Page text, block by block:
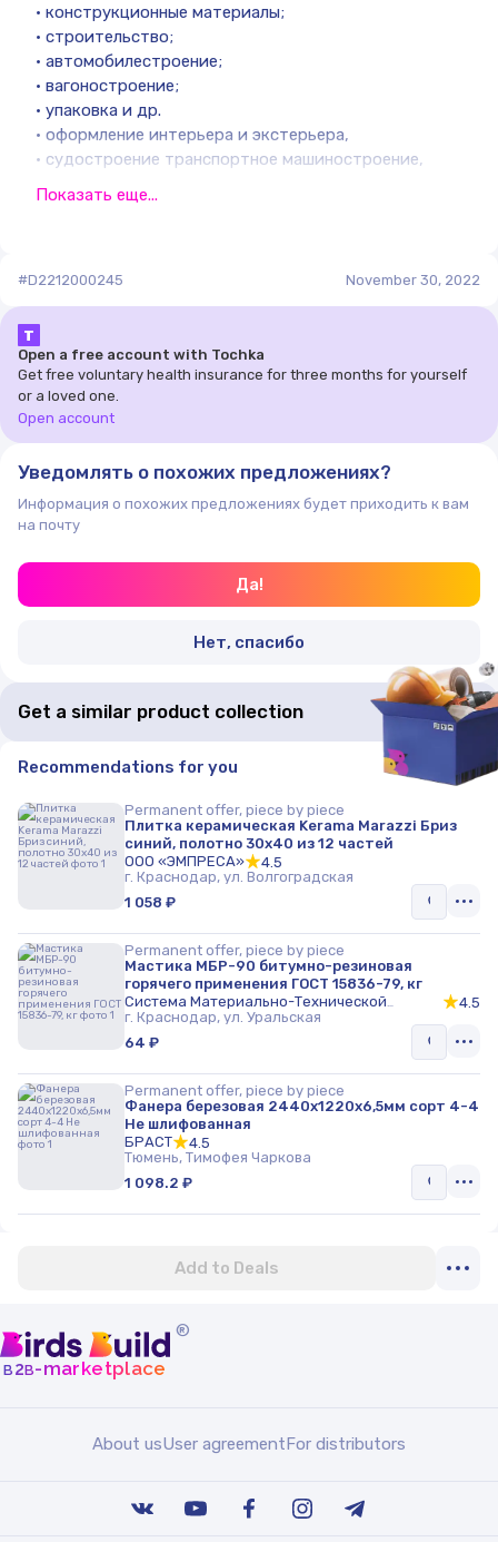
• конструкционные материалы;
• строительство;
• автомобилестроение;
• вагоностроение;
• упаковка и др.
• оформление интерьера и экстерьера,
• судостроение транспортное машиностроение,
Мебельное производство
благодаря легкости окончательной отделки
поверхности.
Фанера при сравнении с другими плиточными
материалами удовлетворяет основным техническим
требованиям для производства мебели. Она
наиболее подходит для изготовления дверей
(включая большеразмерные), полок, деревянных
стульев и офисной мебели.
Показать еще...
#D2212000245 November 30, 2022
Т
Open a free account with Tochka
Get free voluntary health insurance for three months for yourself
or a loved one.
Open account
Уведомлять о похожих предложениях?
Информация о похожих предложениях будет приходить к вам
на почту
Да!
Нет, спасибо
Get a similar product collection
Recommendations for you
Permanent offer, piece by piece
Плитка керамическая Kerama Marazzi Бриз
синий, полотно 30х40 из 12 частей
ООО «ЭМПРЕСА»
4.5
г. Краснодар, ул. Волгоградская
1 058 ₽
Permanent offer, piece by piece
Мастика МБР-90 битумно-резиновая
горячего применения ГОСТ 15836-79, кг
Система Материально-Технической
Комплектации
4.5
г. Краснодар, ул. Уральская
64 ₽
Permanent offer, piece by piece
Фанера березовая 2440х1220х6,5мм сорт 4-4
Не шлифованная
БРАСТ
4.5
Тюмень, Тимофея Чаркова
1 098.2 ₽
Add to Deals
®
b2b-marketplace
About usUser agreementFor distributors